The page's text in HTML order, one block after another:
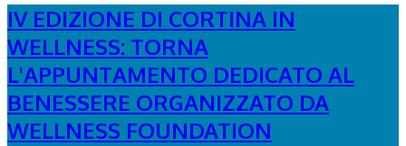
IV EDIZIONE DI CORTINA IN
WELLNESS: TORNA
L'APPUNTAMENTO DEDICATO AL
BENESSERE ORGANIZZATO DA
WELLNESS FOUNDATION